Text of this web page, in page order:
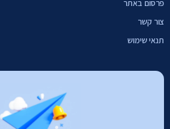
פרסום באתר
צור קשר
תנאי שימוש